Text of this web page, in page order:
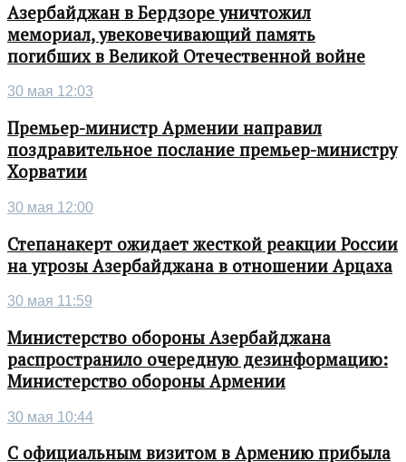
Азербайджан в Бердзоре уничтожил
мемориал, увековечивающий память
погибших в Великой Отечественной войне
30 мая 12:03
Премьер-министр Армении направил
поздравительное послание премьер-министру
Хорватии
30 мая 12:00
Степанакерт ожидает жесткой реакции России
на угрозы Азербайджана в отношении Арцаха
30 мая 11:59
Министерство обороны Азербайджана
распространило очередную дезинформацию:
Министерство обороны Армении
30 мая 10:44
С официальным визитом в Армению прибыла